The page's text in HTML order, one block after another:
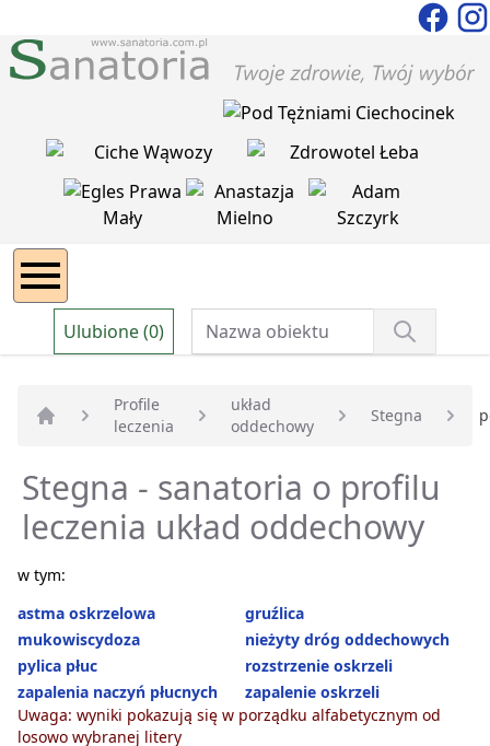
Ulubione (0)
Strona główna
Profile
leczenia
układ
oddechowy
Stegna
Stegna - sanatoria o profilu
leczenia układ oddechowy
w tym:
astma oskrzelowa
gruźlica
mukowiscydoza
nieżyty dróg oddechowych
pylica płuc
rozstrzenie oskrzeli
zapalenia naczyń płucnych
zapalenie oskrzeli
Uwaga: wyniki pokazują się w porządku alfabetycznym od
losowo wybranej litery